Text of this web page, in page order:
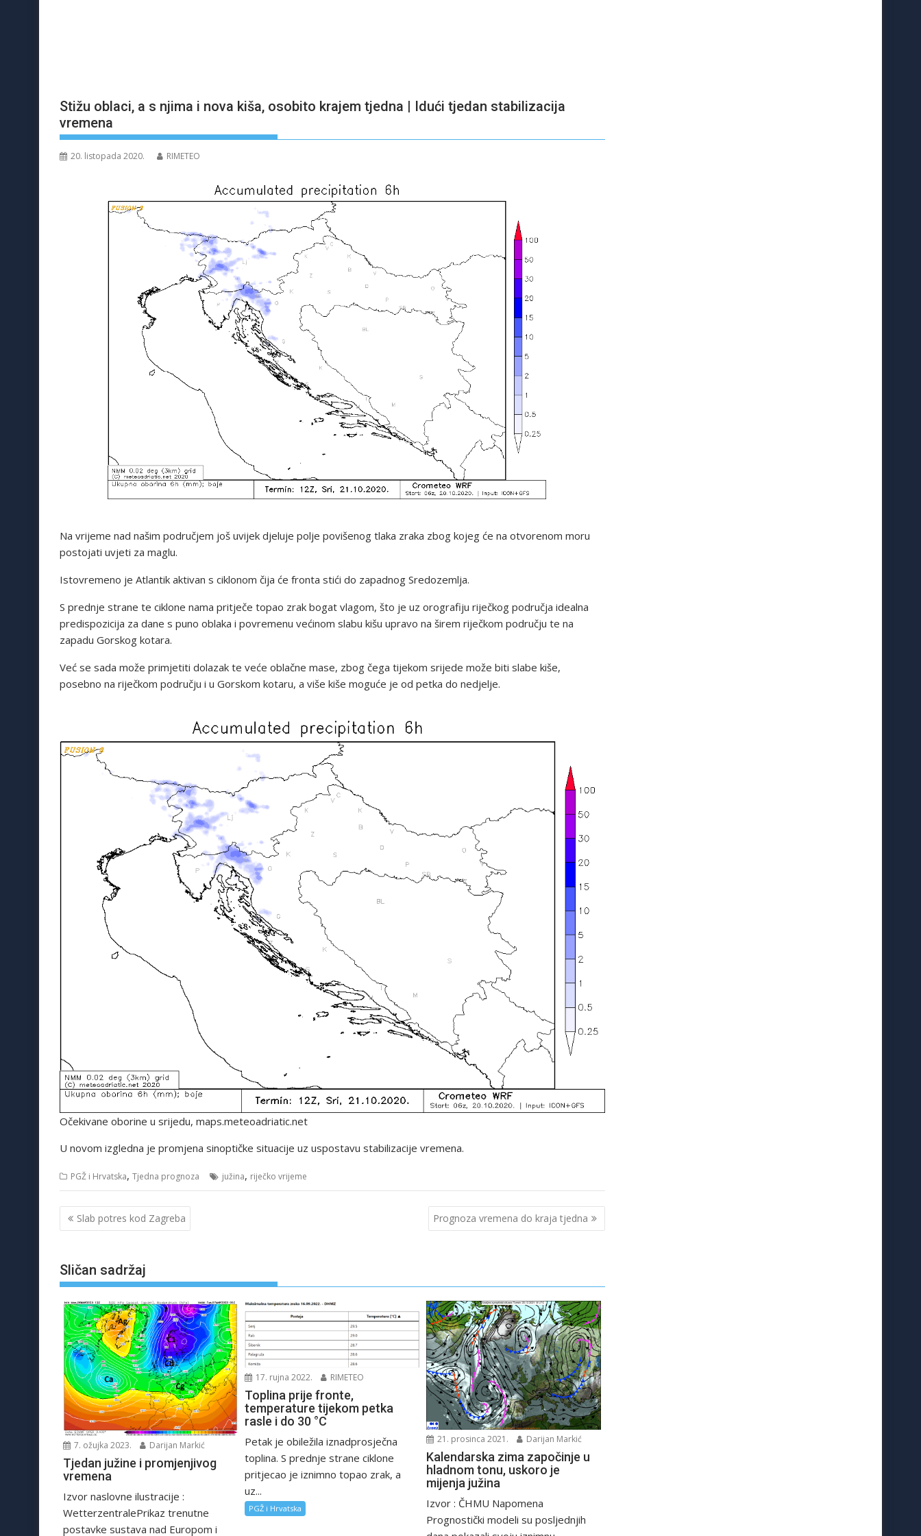
Stižu oblaci, a s njima i nova kiša, osobito krajem tjedna | Idući tjedan stabilizacija
vremena
20. listopada 2020. RIMETEO
Na vrijeme nad našim područjem još uvijek djeluje polje povišenog tlaka zraka zbog kojeg će na otvorenom moru
postojati uvjeti za maglu.
Istovremeno je Atlantik aktivan s ciklonom čija će fronta stići do zapadnog Sredozemlja.
S prednje strane te ciklone nama pritječe topao zrak bogat vlagom, što je uz orografiju riječkog područja idealna
predispozicija za dane s puno oblaka i povremenu većinom slabu kišu upravo na širem riječkom području te na
zapadu Gorskog kotara.
Već se sada može primjetiti dolazak te veće oblačne mase, zbog čega tijekom srijede može biti slabe kiše,
posebno na riječkom području i u Gorskom kotaru, a više kiše moguće je od petka do nedjelje.
Očekivane oborine u srijedu, maps.meteoadriatic.net
U novom izgledna je promjena sinoptičke situacije uz uspostavu stabilizacije vremena.
PGŽ i Hrvatska, Tjedna prognoza južina, riječko vrijeme
Navigacija
objava
Slab potres kod Zagreba Prognoza vremena do kraja tjedna
Sličan sadržaj
7. ožujka 2023. Darijan Markić
Tjedan južine i promjenjivog
vremena
Izvor naslovne ilustracije :
WetterzentralePrikaz trenutne
postavke sustava nad Europom i
17. rujna 2022. RIMETEO
Toplina prije fronte,
temperature tijekom petka
rasle i do 30 °C
Petak je obiležila iznadprosječna
toplina. S prednje strane ciklone
pritjecao je iznimno topao zrak, a
uz...
PGŽ i Hrvatska
21. prosinca 2021. Darijan Markić
Kalendarska zima započinje u
hladnom tonu, uskoro je
mijenja južina
Izvor : ČHMU Napomena
Prognostički modeli su posljednjih